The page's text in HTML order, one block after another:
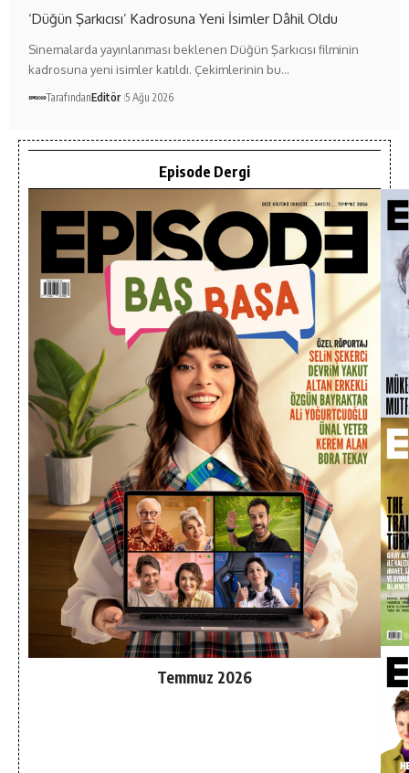
‘Düğün Şarkıcısı’ Kadrosuna Yeni İsimler Dâhil Oldu
Sinemalarda yayınlanması beklenen Düğün Şarkıcısı filminin
kadrosuna yeni isimler katıldı. Çekimlerinin bu…
TarafındanEditör 5 Ağu 2026
Episode Dergi
Temmuz 2026